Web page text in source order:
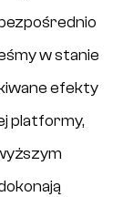
w stanie
efekty
platformy,